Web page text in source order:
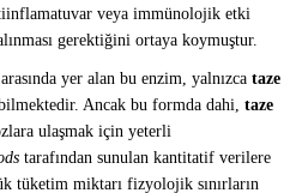
veya immünolojik etki
gerektiğini ortaya koymuştur.
arasında yer alan bu enzim, yalnızca taze
Ancak bu formda dahi, taze
ulaşmak için yeterli
tarafından sunulan kantitatif verilere
tüketim miktarı fizyolojik sınırların